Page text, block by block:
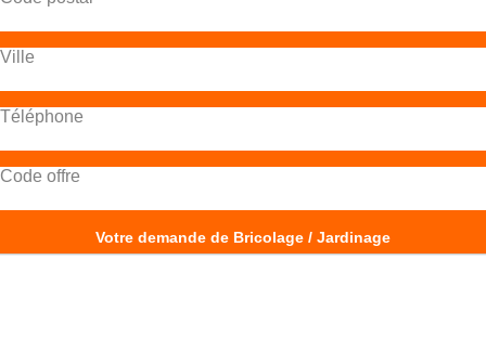
Ville
Téléphone
Code offre
Votre demande de Bricolage / Jardinage